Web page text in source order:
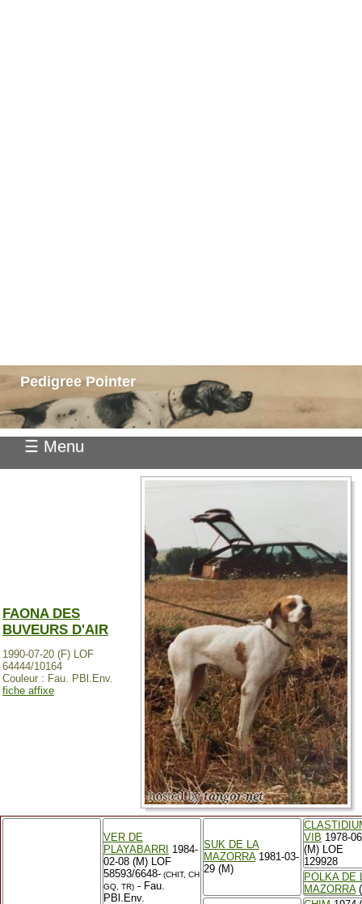
Pedigree Pointer
☰ Menu
FAONA DES
BUVEURS D'AIR
1990-07-20 (F) LOF
64444/10164
Couleur : Fau. PBl.Env.
fiche affixe
VER DE
PLAYABARRI 1984-
02-08 (M) LOF
58593/6648- (CHIT, CH
GQ, TR) - Fau.
PBl.Env.
SUK DE LA
MAZORRA1981-03-
29 (M)
VIB 1978-
(M) LOE
129928
POLKA DE
MAZORRA